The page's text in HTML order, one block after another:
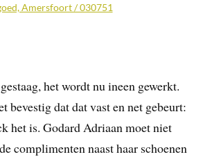
Amersfoort / 030751
het wordt nu ineen gewerkt.
bevestig dat dat vast en net gebeurt:
het is. Godard Adriaan moet niet
complimenten naast haar schoenen